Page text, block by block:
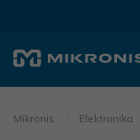
Mikronis Elektronika